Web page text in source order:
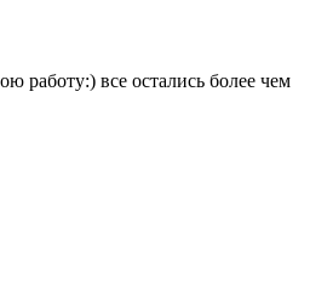
работу:) все остались более чем